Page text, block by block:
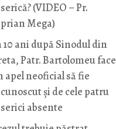
(VIDEO – Pr.
Mega)
10 ani după Sinodul din
Patr. Bartolomeu face
apel neoficial să fie
și de cele patru
absente